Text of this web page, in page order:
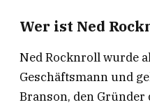
Wer ist Ned
Ned Rocknroll wurde
Geschäftsmann und
Branson, den